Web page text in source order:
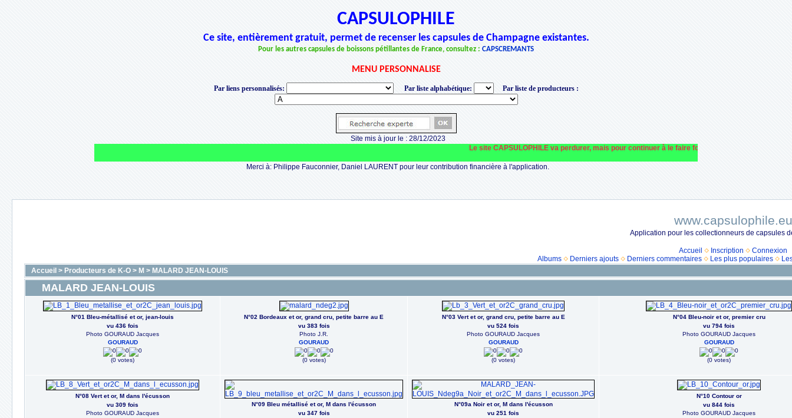
CAPSULOPHILE
Ce site, entièrement gratuit, permet de recenser les capsules de Champagne existantes.
Pour les autres capsules de boissons pétillantes de France, consultez : CAPSCREMANTS
MENU PERSONNALISE
Par liens personnalisés: Par liste alphabétique: Par liste de producteurs :
Site mis à jour le : 28/12/2023
Le site CAPSULOPHILE va perdurer, mais pour continuer à le faire fonctionner et le financer
Merci à: Philippe Fauconnier, Daniel LAURENT pour leur contribution financière à l'application.
www.capsulophile.eu
Application pour les collectionneurs de capsules
Accueil Inscription
Connexion
Albums
Derniers ajouts Derniers commentaires Les plus populaires
Accueil > Producteurs de K-O > M > MALARD JEAN-LOUIS
MALARD JEAN-LOUIS
N°01 Bleu-métallisé et or, jean-louis
vu 436 fois
Photo GOURAUD Jacques
GOURAUD
(0 votes)
N°02 Bordeaux et or, grand cru, petite barre au E
vu 383 fois
Photo J.R.
GOURAUD
(0 votes)
N°03 Vert et or, grand cru, petite barre au E
vu 524 fois
Photo GOURAUD Jacques
GOURAUD
(0 votes)
N°04 Bleu-noir et or, premier cru
vu 794 fois
Photo GOURAUD Jacques
GOURAUD
(0 votes)
N°08 Vert et or, M dans l'écusson
vu 309 fois
Photo GOURAUD Jacques
N°09 Bleu métallisé et or, M dans l'écusson
vu 347 fois
N°09a Noir et or, M dans l'écusson
vu 251 fois
N°10 Contour or
vu 844 fois
Photo GOURAUD Jacques